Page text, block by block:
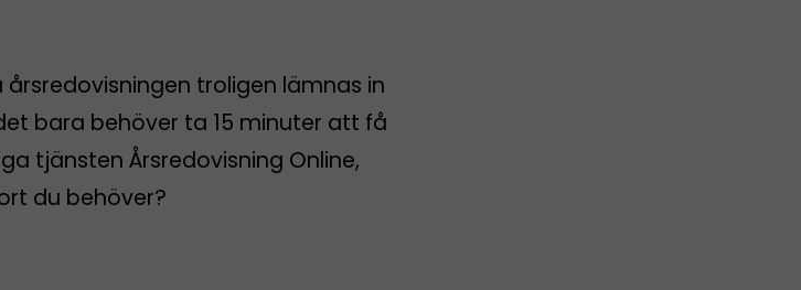
årsredovisningen troligen lämnas in
bara behöver ta 15 minuter att få
tjänsten Årsredovisning Online,
du behöver?